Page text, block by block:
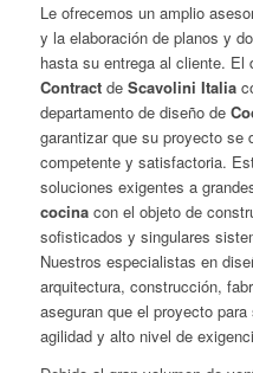
Le ofrecemos un amplio
y la elaboración de planos y
hasta su entrega al cliente. El
Contractde Scavolini Italia
departamento de diseño de
garantizar que su proyecto se
competente y satisfactoria.
soluciones exigentes a
cocinacon el objeto de
sofisticados y singulares
Nuestros especialistas en
arquitectura, construcción,
aseguran que el proyecto para
agilidad y alto nivel de